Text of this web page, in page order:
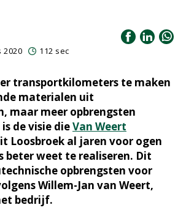
2020 112 sec
transportkilometers te maken
materialen uit
maar meer opbrengsten
de visie dieVan Weert
Loosbroek al jaren voor ogen
beter weet te realiseren. Dit
opbrengsten voor
Willem-Jan van Weert,
bedrijf.